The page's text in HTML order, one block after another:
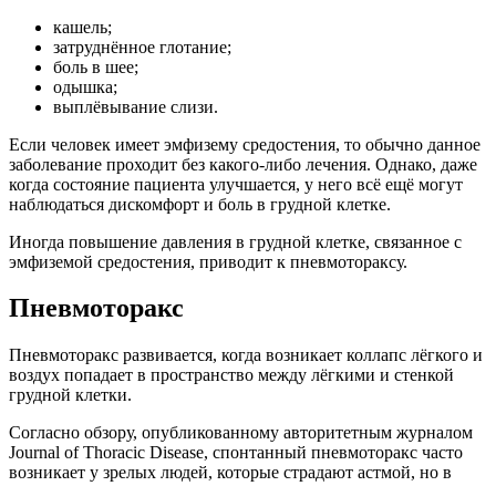
кашель;
затруднённое глотание;
боль в шее;
одышка;
выплёвывание слизи.
Если человек имеет эмфизему средостения, то обычно данное
заболевание проходит без какого-либо лечения. Однако, даже
когда состояние пациента улучшается, у него всё ещё могут
наблюдаться дискомфорт и боль в грудной клетке.
Иногда повышение давления в грудной клетке, связанное с
эмфиземой средостения, приводит к пневмотораксу.
Пневмоторакс
Пневмоторакс развивается, когда возникает коллапс лёгкого и
воздух попадает в пространство между лёгкими и стенкой
грудной клетки.
Согласно обзору, опубликованному авторитетным журналом
Journal of Thoracic Disease, спонтанный пневмоторакс часто
возникает у зрелых людей, которые страдают астмой, но в